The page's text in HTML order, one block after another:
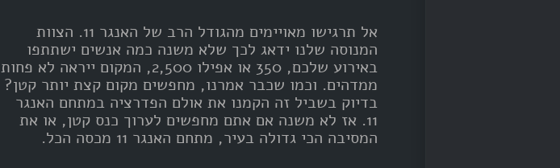
אל תרגישו מאויימים מהגודל הרב של האנגר 11. הצוות
המנוסה שלנו ידאג לכך שלא משנה כמה אנשים ישתתפו
באירוע שלכם, 350 או אפילו 2,500, המקום ייראה לא פחות
ממדהים. וכמו שכבר אמרנו, מחפשים מקום קצת יותר קטן?
בדיוק בשביל זה הקמנו את אולם הפדרציה במתחם האנגר
11. אז לא משנה אם אתם מחפשים לערוך כנס קטן, או את
המסיבה הכי גדולה בעיר, מתחם האנגר 11 מכסה הכל.